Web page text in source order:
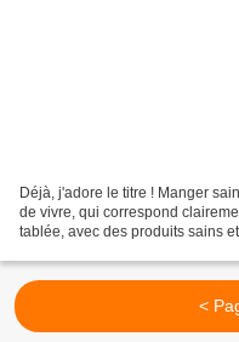
Déjà, j'adore le titre ! Manger
de vivre, qui correspond
tablée, avec des produits sains
<